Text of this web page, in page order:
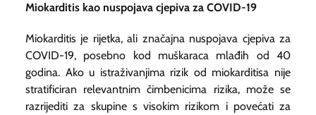
Miokarditis kao nuspojava cjepiva za COVID-19
Miokarditis je rijetka, ali značajna nuspojava cjepiva za
COVID-19, posebno kod muškaraca mlađih od 40
godina. Ako u istraživanjima rizik od miokarditisa nije
stratificiran relevantnim čimbenicima rizika, može se
razrijediti za skupine s visokim rizikom i povećati za